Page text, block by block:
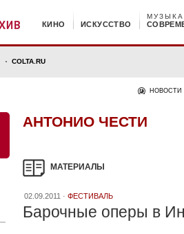
КИНО ИСКУССТВО
МУЗЫКА
COLTA.RU
НОВОСТИ
АНТОНИО ЧЕСТИ
МАТЕРИАЛЫ
02.09.2011 · ФЕСТИВАЛЬ
Барочные оперы в